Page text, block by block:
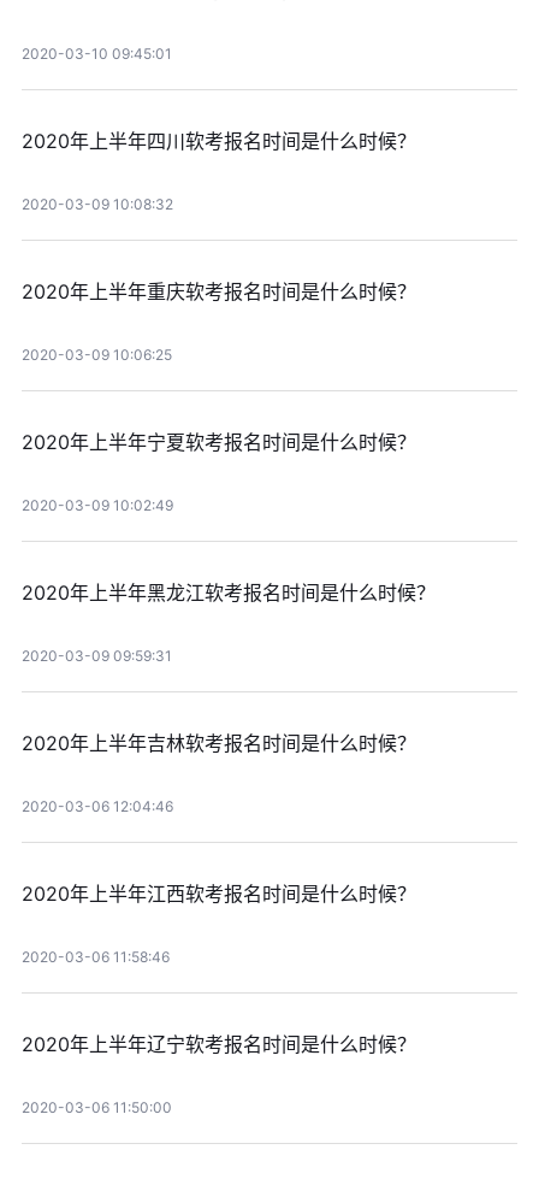
2020-03-10 09:45:01
2020年上半年四川软考报名时间是什么时候？
2020-03-09 10:08:32
2020年上半年重庆软考报名时间是什么时候？
2020-03-09 10:06:25
2020年上半年宁夏软考报名时间是什么时候？
2020-03-09 10:02:49
2020年上半年黑龙江软考报名时间是什么时候？
2020-03-09 09:59:31
2020年上半年吉林软考报名时间是什么时候？
2020-03-06 12:04:46
2020年上半年江西软考报名时间是什么时候？
2020-03-06 11:58:46
2020年上半年辽宁软考报名时间是什么时候？
2020-03-06 11:50:00